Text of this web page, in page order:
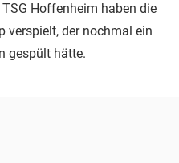
Hoffenheim haben die
verspielt, der nochmal ein
gespült hätte.